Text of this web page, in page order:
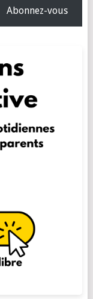
Abonnez-vous